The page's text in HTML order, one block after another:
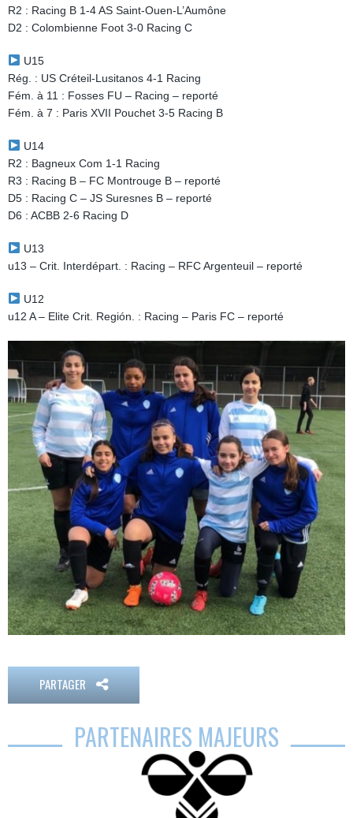
R2 : Racing B 1-4 AS Saint-Ouen-L’Aumône
D2 : Colombienne Foot 3-0 Racing C
U15
Rég. : US Créteil-Lusitanos 4-1 Racing
Fém. à 11 : Fosses FU – Racing – reporté
Fém. à 7 : Paris XVII Pouchet 3-5 Racing B
U14
R2 : Bagneux Com 1-1 Racing
R3 : Racing B – FC Montrouge B – reporté
D5 : Racing C – JS Suresnes B – reporté
D6 : ACBB 2-6 Racing D
U13
u13 – Crit. Interdépart. : Racing – RFC Argenteuil – reporté
U12
u12 A – Elite Crit. Región. : Racing – Paris FC – reporté
PARTAGER
PARTENAIRES MAJEURS